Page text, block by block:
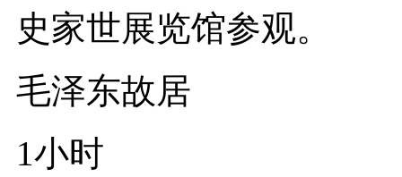
史家世展览馆参观。
毛泽东故居
1小时